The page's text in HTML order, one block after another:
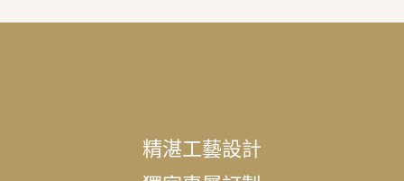
精湛工藝設計